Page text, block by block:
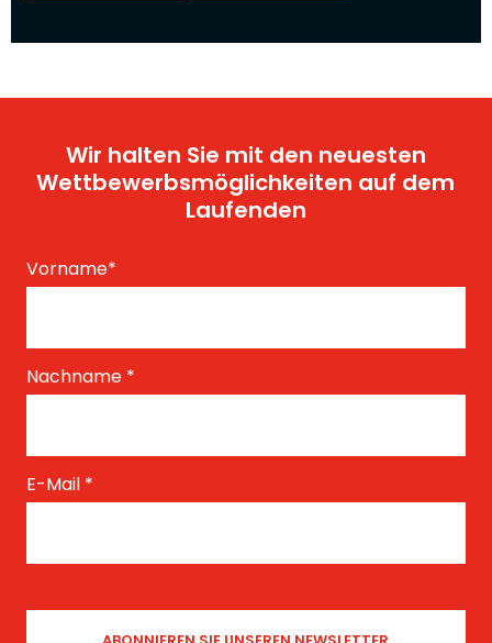
Wir halten Sie mit den neuesten
Wettbewerbsmöglichkeiten auf dem
Laufenden
Vorname*
Nachname *
E-Mail *